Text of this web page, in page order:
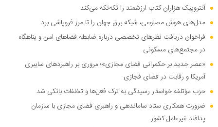
آنتروپیک هزاران کتاب ارزشمند را تکه‌تکه می‌کند
مدل‌های هوش مصنوعی، شبکه برق جهان را تا مرز فروپاشی برد
فراخوان دریافت نظر‌های تخصصی درباره ضابطه فضا‌های امن و پناهگاه
در مجتمع‌های مسکونی
«عصر جدید بر حکمرانی فضای مجازی»؛ مروری بر راهبرد‌های سایبری
آمریکا و رقابت در فضای فجازی
حزب مؤتلفه خواستار رسیدگی به ترک فعل‌ها و تخلفات بانکی شد
ضرورت همکاری ستاد ساماندهی و راهبری فضای مجازی با سازمان
پدافند غیرعامل کشور